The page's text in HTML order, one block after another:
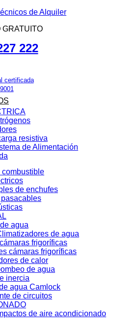
de Alquiler
222
certificada
resistiva
de Alimentación
combustible
de enchufes
agua
de agua
frigoríficas
cámaras frigoríficas
de calor
de agua
inercia
agua Camlock
de circuitos
de aire acondicionado